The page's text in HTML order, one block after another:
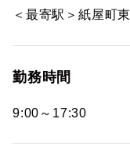
＜最寄駅＞紙屋町東
勤務時間
9:00～17:30